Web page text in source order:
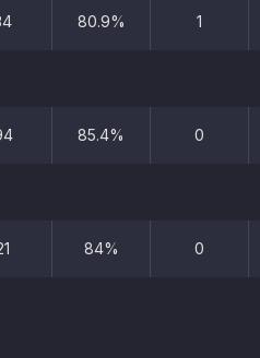
80.9% 1
85.4% 0
84% 0